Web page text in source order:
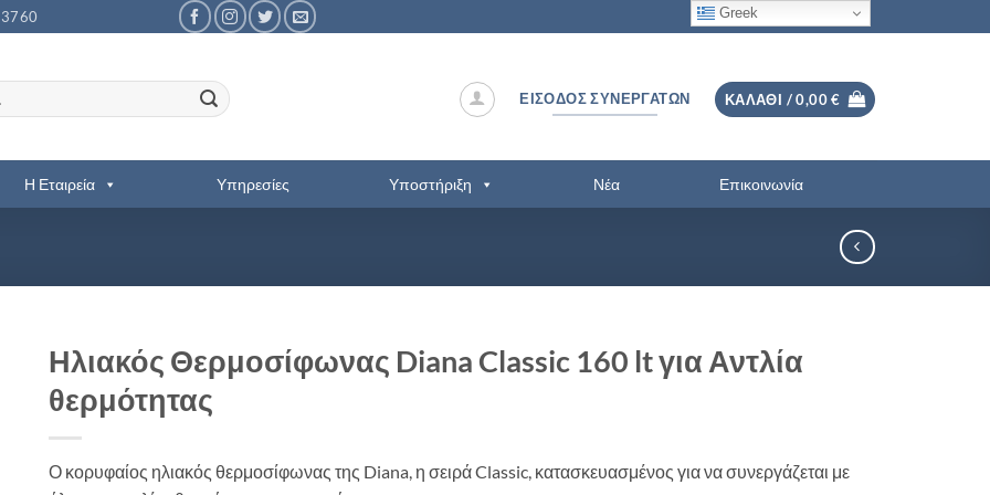
ΕΊΣΟΔΟΣ ΣΥΝΕΡΓΑΤΏΝ ΚΑΛΆΘΙ /0,00€
Η Εταιρεία Υπηρεσίες Υποστήριξη Νέα Επικοινωνία
Ηλιακός Θερμοσίφωνας Diana Classic 160 lt για Αντλία
θερμότητας
Ο κορυφαίος ηλιακός θερμοσίφωνας της Diana, η σειρά Classic, κατασκευασμένος για να συνεργάζεται με
Greek